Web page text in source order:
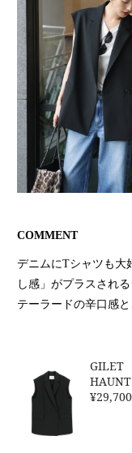
COMMENT
デニムにTシャツも大
し感」がプラスされ
テーラードの辛口感
GILET
HAUNT
¥29,700